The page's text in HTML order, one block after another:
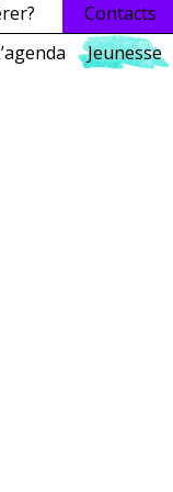
Contacts
Jeunesse